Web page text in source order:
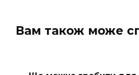
Вам також може